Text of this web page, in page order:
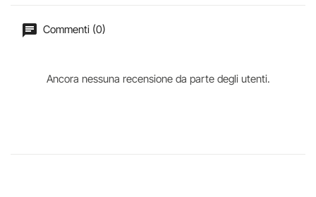
Commenti (0)
Ancora nessuna recensione da parte degli utenti.